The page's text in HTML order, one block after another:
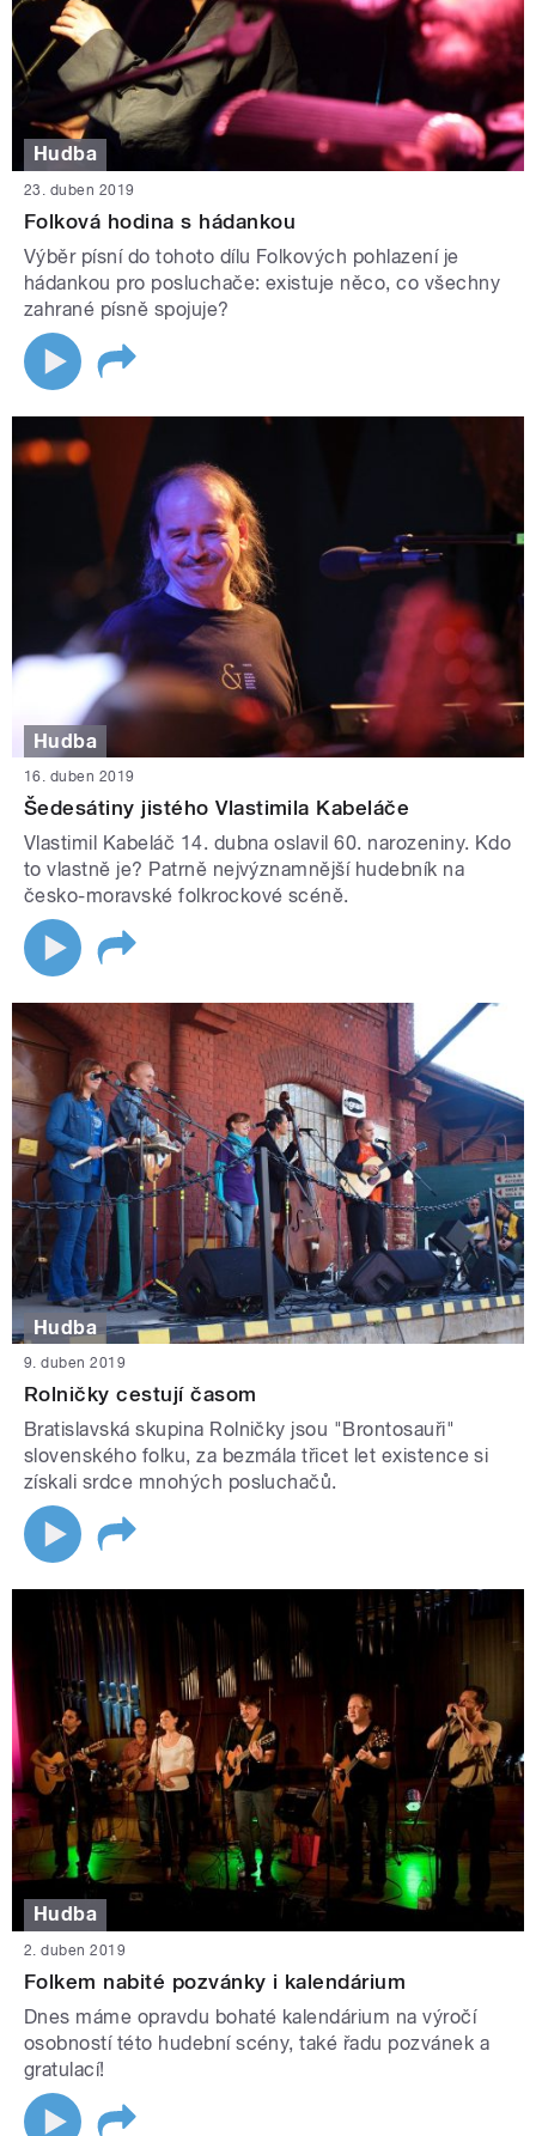
Hudba
23. duben 2019
Folková hodina s hádankou
Výběr písní do tohoto dílu Folkových pohlazení je
hádankou pro posluchače: existuje něco, co všechny
zahrané písně spojuje?
Hudba
16. duben 2019
Šedesátiny jistého Vlastimila Kabeláče
Vlastimil Kabeláč 14. dubna oslavil 60. narozeniny. Kdo
to vlastně je? Patrně nejvýznamnější hudebník na
česko-moravské folkrockové scéně.
Hudba
9. duben 2019
Rolničky cestují časom
Bratislavská skupina Rolničky jsou "Brontosauři"
slovenského folku, za bezmála třicet let existence si
získali srdce mnohých posluchačů.
Hudba
2. duben 2019
Folkem nabité pozvánky i kalendárium
Dnes máme opravdu bohaté kalendárium na výročí
osobností této hudební scény, také řadu pozvánek a
gratulací!